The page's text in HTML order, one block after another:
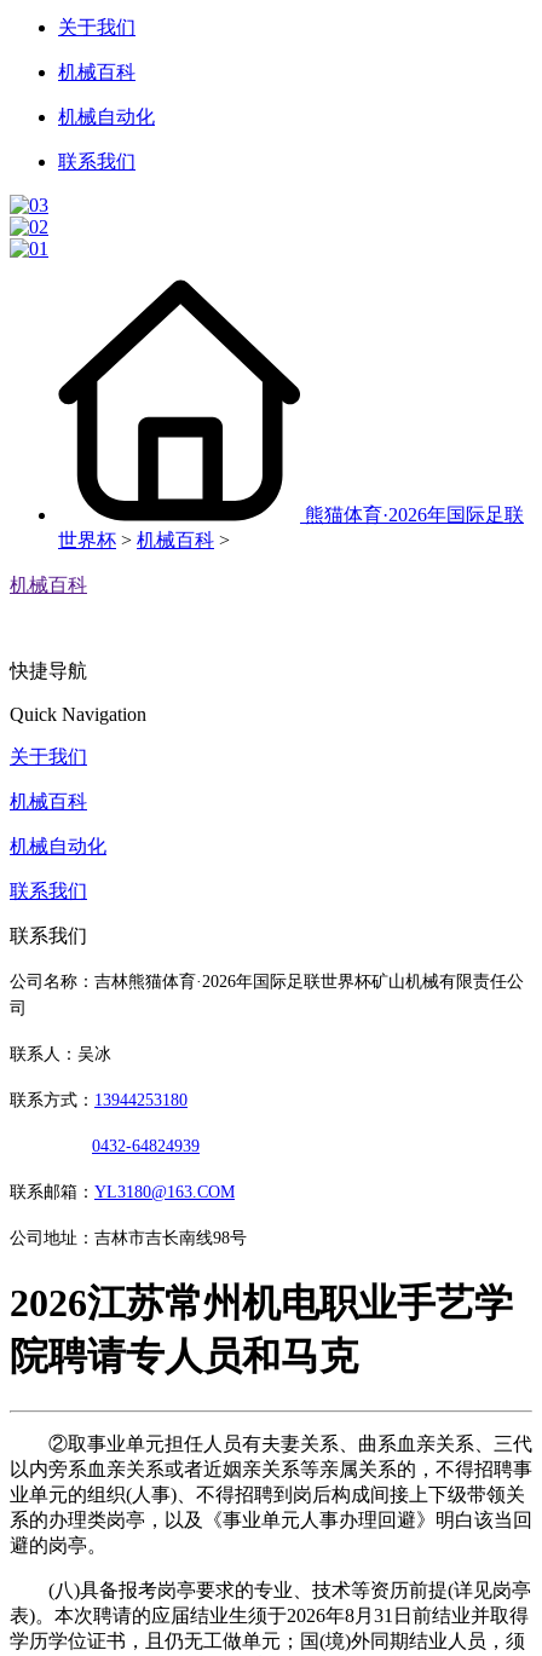
关于我们
机械百科
机械自动化
联系我们
熊猫体育·2026年国际足联
世界杯 > 机械百科 >
机械百科
快捷导航
Quick Navigation
关于我们
机械百科
机械自动化
联系我们
联系我们
公司名称：吉林熊猫体育·2026年国际足联世界杯矿山机械有限责任公
司
联系人：吴冰
联系方式： 13944253180
0432-64824939
联系邮箱： YL3180@163.COM
公司地址：吉林市吉长南线98号
2026江苏常州机电职业手艺学
院聘请专人员和马克
②取事业单元担任人员有夫妻关系、曲系血亲关系、三代
以内旁系血亲关系或者近姻亲关系等亲属关系的，不得招聘事
业单元的组织(人事)、不得招聘到岗后构成间接上下级带领关
系的办理类岗亭，以及《事业单元人事办理回避》明白该当回
避的岗亭。
(八)具备报考岗亭要求的专业、技术等资历前提(详见岗亭
表)。本次聘请的应届结业生须于2026年8月31日前结业并取得
学历学位证书，且仍无工做单元；国(境)外同期结业人员，须